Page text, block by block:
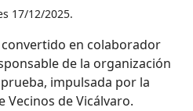
17/12/2025.
convertido en colaborador
de la organización
impulsada por la
Vecinos de Vicálvaro.